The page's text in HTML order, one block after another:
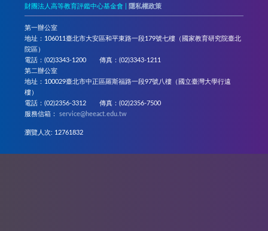
財團法人高等教育評鑑中心基金會 | 隱私權政策
第一辦公室
地址：106011臺北市大安區和平東路一段179號七樓（國家教育研究院臺北
院區）
電話：(02)3343-1200 傳真：(02)3343-1211
第二辦公室
地址：100029臺北市中正區羅斯福路一段97號八樓（國立臺灣大學行遠
樓）
電話：(02)2356-3312 傳真：(02)2356-7500
服務信箱：service@heeact.edu.tw
瀏覽人次: 12761832